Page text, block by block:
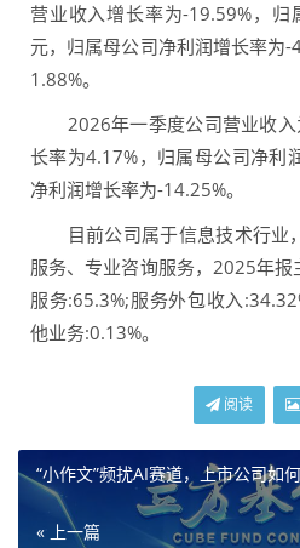
营业收入增长率为-19.59%，
元，归属母公司净利润增长率为
1.88%。
2026年一季度公司营业收入
长率为4.17%，归属母公司净利
净利润增长率为-14.25%。
目前公司属于信息技术行业
服务、专业咨询服务，2025年
服务:65.3%;服务外包收入
他业务:0.13%。
阅读
“小作文”频扰AI赛道，上市公司如何
« 上一篇